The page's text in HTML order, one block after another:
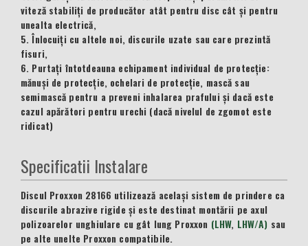
viteză stabiliți de producător atât pentru disc cât și pentru
unealta electrică,
5. Înlocuiți cu altele noi, discurile uzate sau care prezintă
fisuri,
6. Purtați întotdeauna echipament individual de protecție:
mănuși de protecție, ochelari de protecție, mască sau
semimască pentru a preveni inhalarea prafului și dacă este
cazul apărători pentru urechi (dacă nivelul de zgomot este
ridicat)
Specificatii Instalare
Discul Proxxon 28166 utilizează același sistem de prindere ca
discurile abrazive rigide și este destinat montării pe axul
polizoarelor unghiulare cu gât lung Proxxon (LHW, LHW/A) sau
pe alte unelte Proxxon compatibile.